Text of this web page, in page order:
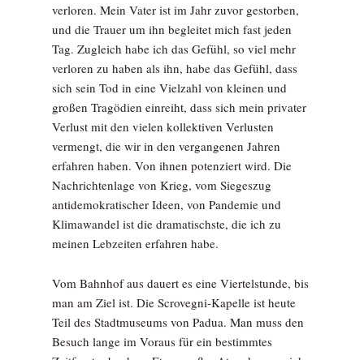
verloren. Mein Vater ist im Jahr zuvor gestorben,
und die Trauer um ihn begleitet mich fast jeden
Tag. Zugleich habe ich das Gefühl, so viel mehr
verloren zu haben als ihn, habe das Gefühl, dass
sich sein Tod in eine Vielzahl von kleinen und
großen Tragödien einreiht, dass sich mein privater
Verlust mit den vielen kollektiven Verlusten
vermengt, die wir in den vergangenen Jahren
erfahren haben. Von ihnen potenziert wird. Die
Nachrichtenlage von Krieg, vom Siegeszug
antidemokratischer Ideen, von Pandemie und
Klimawandel ist die dramatischste, die ich zu
meinen Lebzeiten erfahren habe.
Vom Bahnhof aus dauert es eine Viertelstunde, bis
man am Ziel ist. Die Scrovegni-Kapelle ist heute
Teil des Stadtmuseums von Padua. Man muss den
Besuch lange im Voraus für ein bestimmtes